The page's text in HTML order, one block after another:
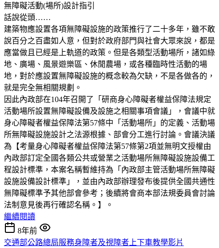
無障礙活動(場所)設計指引
話說從頭……
建築物應設置各項無障礙設施的政策推行了二十多年，雖不敢
說百分之百盡如人意，但對於政府部門與社會大眾來說，都是
應當做且已經是上軌道的政策。但是各類型活動場所，諸如綠
地、廣場、風景遊樂區、休閒農場，或各種臨時性活動的場
地，對於應設置無障礙設施的概念較為欠缺，不是各做各的，
就是完全無相關規劃。
因此內政部在104年召開了「研商身心障礙者權益保障法規定
活動場所設置無障礙設備及設施之相關事項會議」，會議中就
身心障礙者權益保障法第57條中「活動場所」的定義、活動場
所無障礙設施設計之法源根據、部會分工進行討論。會議決議
為【考量身心障礙者權益保障法第57條第2項並無明文授權由
內政部訂定全國各類公共或營業之活動場所無障礙設施設備工
程設計標準，本案名稱暫維持為「內政部主管活動場所無障礙
設施設備設計標準」，並由內政部辦理發布後提供全國共通性
無障礙標準予其他部會參考；後續將會商本部法規委員會討論
法制意見後再行確認名稱。】。
繼續閱讀
8年前
交通部公路總局服務身障者及視障者上下車教學影片